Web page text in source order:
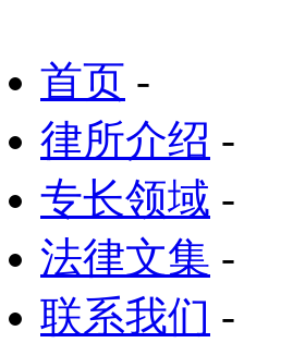
首页 -
律所介绍 -
专长领域 -
法律文集 -
联系我们 -